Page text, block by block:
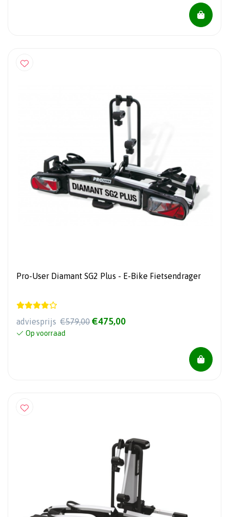
Pro-User Diamant SG2 Plus - E-Bike Fietsendrager
adviesprijs €579,00 €475,00
Op voorraad